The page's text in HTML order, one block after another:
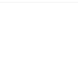
기로 했다
는 편지
상도